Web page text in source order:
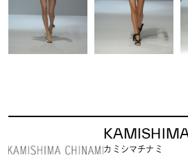
カミシマチナミ